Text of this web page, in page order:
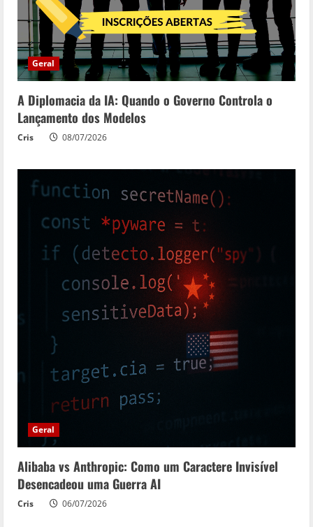
Geral
A Diplomacia da IA: Quando o Governo Controla o
Lançamento dos Modelos
Cris 08/07/2026
Geral
Alibaba vs Anthropic: Como um Caractere Invisível
Desencadeou uma Guerra AI
Cris 06/07/2026